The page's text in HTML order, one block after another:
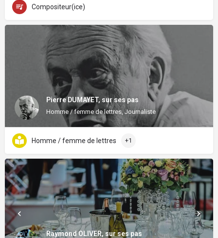
Compositeur(ice)
Pierre DUMAYET, sur ses pas
Homme / femme de lettres, Journaliste
Homme / femme de lettres +1
Raymond OLIVER, sur ses pas